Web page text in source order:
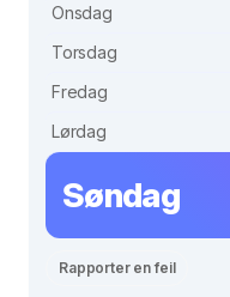
Onsdag
Torsdag
Fredag
Lørdag
Søndag
Rapporter en feil